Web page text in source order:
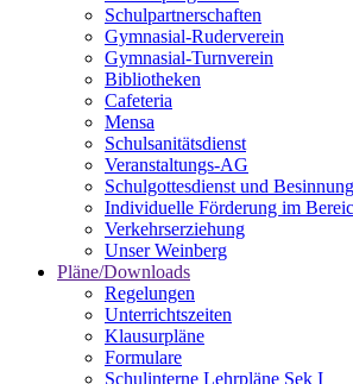
Schulpartnerschaften
Gymnasial-Ruderverein
Gymnasial-Turnverein
Bibliotheken
Cafeteria
Mensa
Schulsanitätsdienst
Veranstaltungs-AG
Schulgottesdienst und
Individuelle Förderung im
Verkehrserziehung
Unser Weinberg
Pläne/Downloads
Regelungen
Unterrichtszeiten
Klausurpläne
Formulare
Schulinterne Lehrpläne Sek I